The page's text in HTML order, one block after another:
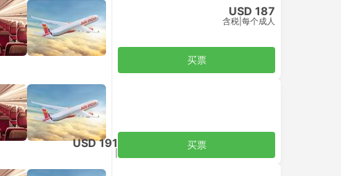
USD 187
含税 每个成人
买票
USD 191 买票